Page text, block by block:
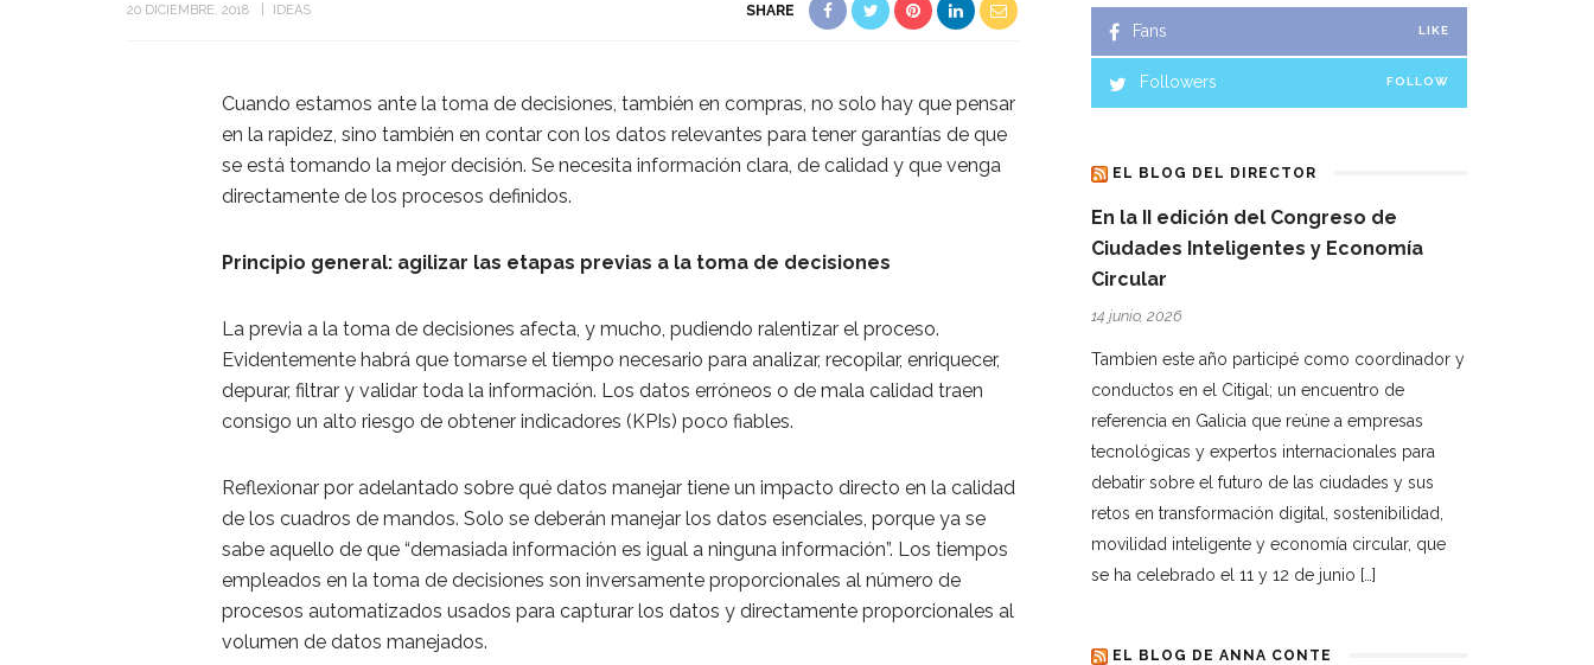
20 DICIEMBRE, 2018 IDEAS SHARE
Cuando estamos ante la toma de decisiones, también en compras, no solo hay que pensar
en la rapidez, sino también en contar con los datos relevantes para tener garantías de que
se está tomando la mejor decisión. Se necesita información clara, de calidad y que venga
directamente de los procesos definidos.
Principio general: agilizar las etapas previas a la toma de decisiones
La previa a la toma de decisiones afecta, y mucho, pudiendo ralentizar el proceso.
Evidentemente habrá que tomarse el tiempo necesario para analizar, recopilar, enriquecer,
depurar, filtrar y validar toda la información. Los datos erróneos o de mala calidad traen
consigo un alto riesgo de obtener indicadores (KPIs) poco fiables.
Reflexionar por adelantado sobre qué datos manejar tiene un impacto directo en la calidad
de los cuadros de mandos. Solo se deberán manejar los datos esenciales, porque ya se
sabe aquello de que “demasiada información es igual a ninguna información”. Los tiempos
empleados en la toma de decisiones son inversamente proporcionales al número de
procesos automatizados usados para capturar los datos y directamente proporcionales al
volumen de datos manejados.
Fans LIKE
Followers FOLLOW
EL BLOG DEL DIRECTOR
En la II edición del Congreso de
Ciudades Inteligentes y Economía
Circular
14 junio, 2026
Tambien este año participé como coordinador y
conductos en el Citigal; un encuentro de
referencia en Galicia que reúne a empresas
tecnológicas y expertos internacionales para
debatir sobre el futuro de las ciudades y sus
retos en transformación digital, sostenibilidad,
movilidad inteligente y economía circular, que
se ha celebrado el 11 y 12 de junio […]
EL BLOG DE ANNA CONTE